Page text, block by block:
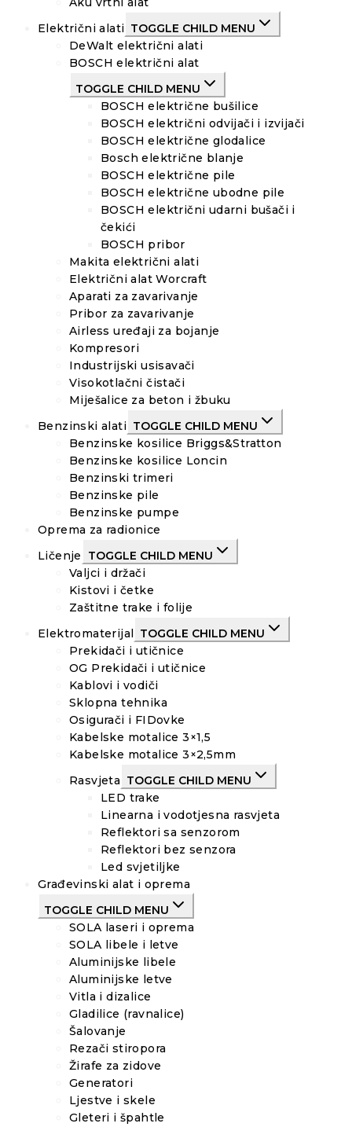
Električni alati TOGGLE CHILD MENU
DeWalt električni alati
BOSCH električni alat
TOGGLE CHILD MENU
BOSCH električne bušilice
BOSCH električni odvijači i izvijači
BOSCH električne glodalice
Bosch električne blanje
BOSCH električne pile
BOSCH električne ubodne pile
BOSCH električni udarni bušači i
čekići
BOSCH pribor
Makita električni alati
Električni alat Worcraft
Aparati za zavarivanje
Pribor za zavarivanje
Airless uređaji za bojanje
Kompresori
Industrijski usisavači
Visokotlačni čistači
Miješalice za beton i žbuku
Benzinski alati TOGGLE CHILD MENU
Benzinske kosilice Briggs&Stratton
Benzinske kosilice Loncin
Benzinski trimeri
Benzinske pile
Benzinske pumpe
Oprema za radionice
Ličenje
TOGGLE CHILD MENU
Valjci i držači
Kistovi i četke
Zaštitne trake i folije
Elektromaterijal
TOGGLE CHILD MENU
Prekidači i utičnice
OG Prekidači i utičnice
Kablovi i vodiči
Sklopna tehnika
Osigurači i FIDovke
Kabelske motalice 3×1,5
Kabelske motalice 3×2,5mm
Rasvjeta TOGGLE CHILD MENU
LED trake
Linearna i vodotjesna rasvjeta
Reflektori sa senzorom
Reflektori bez senzora
Led svjetiljke
Građevinski alat i oprema
TOGGLE CHILD MENU
SOLA laseri i oprema
SOLA libele i letve
Aluminijske libele
Aluminijske letve
Vitla i dizalice
Gladilice (ravnalice)
Šalovanje
Rezači stiropora
Žirafe za zidove
Generatori
Ljestve i skele
Gleteri i špahtle